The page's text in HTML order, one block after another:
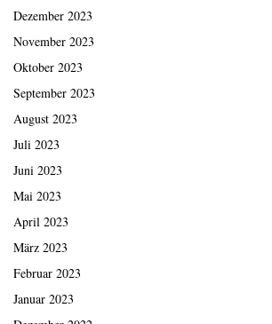
Dezember 2023
November 2023
Oktober 2023
September 2023
August 2023
Juli 2023
Juni 2023
Mai 2023
April 2023
März 2023
Februar 2023
Januar 2023